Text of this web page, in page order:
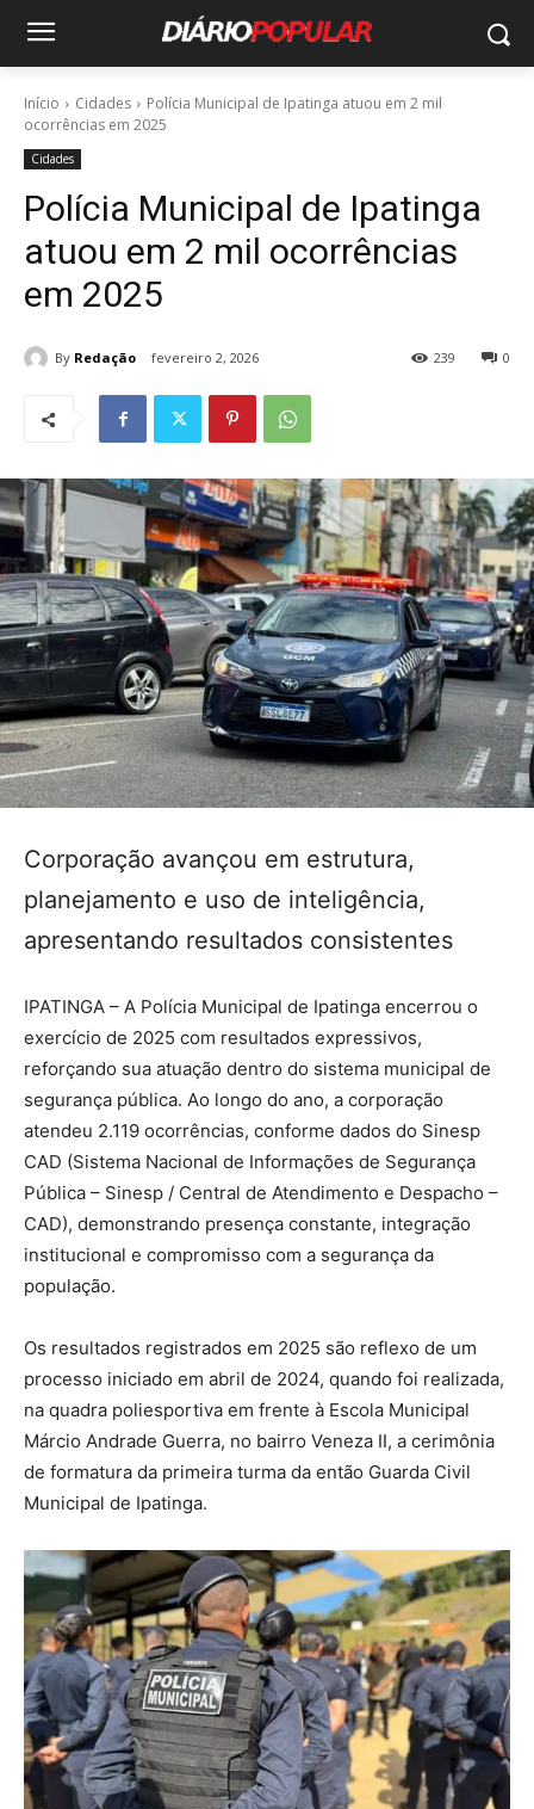
Início Cidades
Polícia Municipal de Ipatinga atuou em 2 mil
ocorrências em 2025
Cidades
Polícia Municipal de Ipatinga
atuou em 2 mil ocorrências
em 2025
By Redação fevereiro 2, 2026 0
239
Corporação avançou em estrutura,
planejamento e uso de inteligência,
apresentando resultados consistentes
IPATINGA – A Polícia Municipal de Ipatinga encerrou o
exercício de 2025 com resultados expressivos,
reforçando sua atuação dentro do sistema municipal de
segurança pública. Ao longo do ano, a corporação
atendeu 2.119 ocorrências, conforme dados do Sinesp
CAD (Sistema Nacional de Informações de Segurança
Pública – Sinesp / Central de Atendimento e Despacho –
CAD), demonstrando presença constante, integração
institucional e compromisso com a segurança da
população.
Os resultados registrados em 2025 são reflexo de um
processo iniciado em abril de 2024, quando foi realizada,
na quadra poliesportiva em frente à Escola Municipal
Márcio Andrade Guerra, no bairro Veneza II, a cerimônia
de formatura da primeira turma da então Guarda Civil
Municipal de Ipatinga.